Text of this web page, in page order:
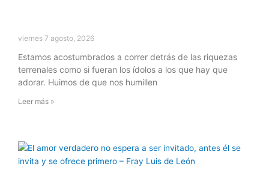
viernes 7 agosto, 2026
Estamos acostumbrados a correr detrás de las riquezas
terrenales como si fueran los ídolos a los que hay que
adorar. Huimos de que nos humillen
Leer más »